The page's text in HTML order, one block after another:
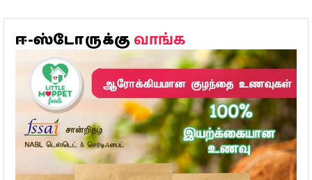
ஈ-ஸ்டோருக்குவாங்க